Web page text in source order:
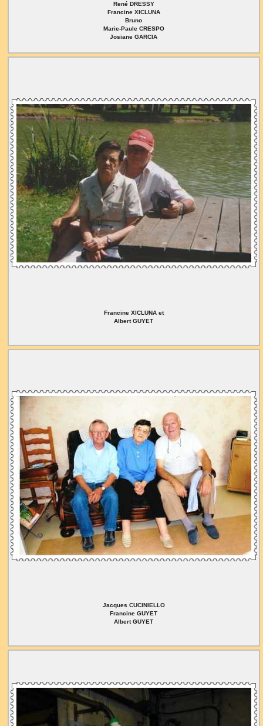
René DRESSY
Francine XICLUNA
Bruno
Marie-Paule CRESPO
Josiane GARCIA
Francine XICLUNA et
Albert GUYET
Jacques CUCINIELLO
Francine GUYET
Albert GUYET